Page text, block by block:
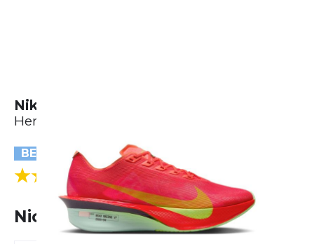
Nike Vaporfly 4
Herren
BESTSELLER
5.0 (7 Bewertungen)
Nicht lieferbar